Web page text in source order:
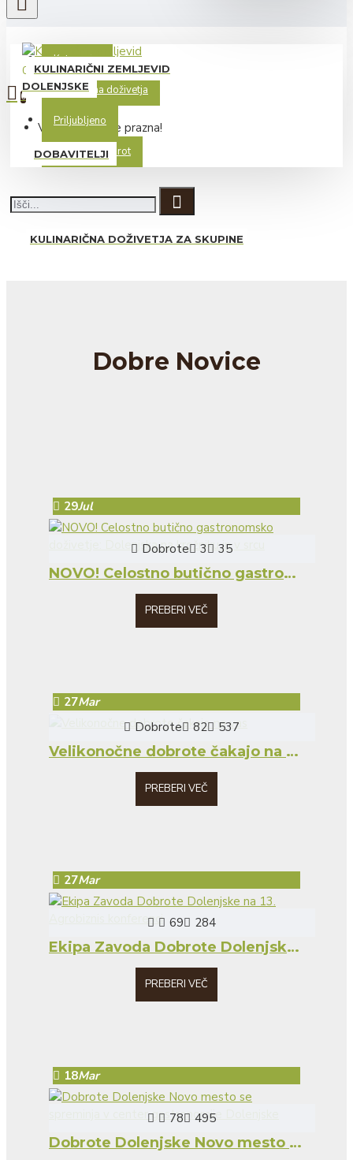
Kategorije
Kulinarična doživetja
Priljubljeno
Trgovina dobrot
0 izdelek(ov) - 0.00€
0
Vaša košarica je prazna!
KULINARIČNI ZEMLJEVID
DOLENJSKE
DOBAVITELJI
KULINARIČNA DOŽIVETJA ZA SKUPINE
Dobre Novice
29Jul
Dobrote 3 35
NOVO! Celostno butično gastronomsko doživetje: Dolenjska na krožniku in v srcu
PREBERI VEČ
27Mar
Dobrote
82 537
Velikonočne dobrote čakajo na vas
PREBERI VEČ
27Mar
69 284
Ekipa Zavoda Dobrote Dolenjske na 13. Agrobiznis konferenci
PREBERI VEČ
18Mar
78 495
Dobrote Dolenjske Novo mesto se spreminja v center gastronomije Dolenjske